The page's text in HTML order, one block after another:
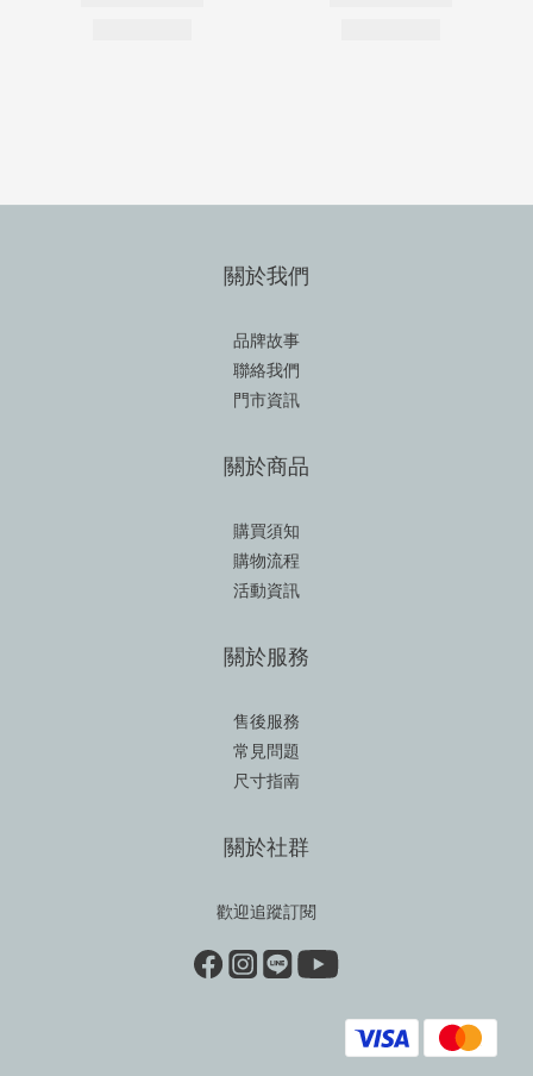
關於我們
品牌故事
聯絡我們
門市資訊
關於商品
購買須知
購物流程
活動資訊
關於服務
售後服務
常見問題
尺寸指南
關於社群
歡迎追蹤訂閱